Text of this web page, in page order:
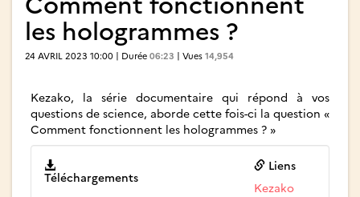
les hologrammes ?
24 AVRIL 2023 10:00 | Durée 06:23 | Vues 14,954
Kezako, la série documentaire qui répond à vos
questions de science, aborde cette fois-ci la question «
Comment fonctionnent les hologrammes ? »
Téléchargements
Liens
Kezako